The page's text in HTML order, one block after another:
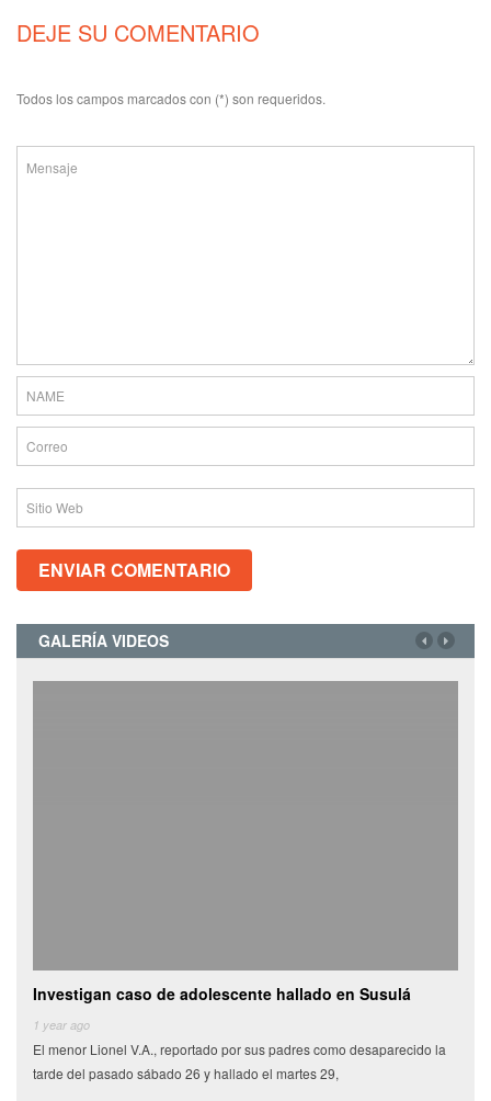
DEJE SU COMENTARIO
Todos los campos marcados con (*) son requeridos.
GALERÍA VIDEOS
Investigan caso de adolescente hallado en Susulá
1 year ago
El menor Lionel V.A., reportado por sus padres como desaparecido la
tarde del pasado sábado 26 y hallado el martes 29,